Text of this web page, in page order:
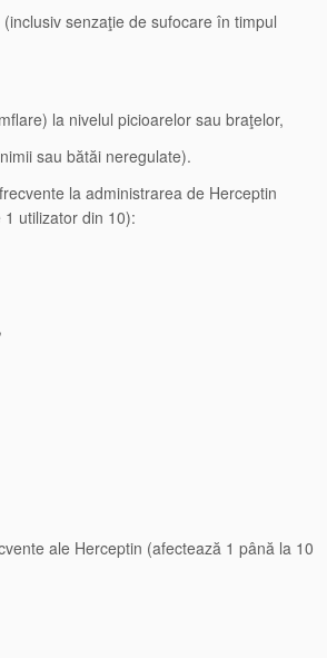
senzaţie de sufocare în timpul
la nivelul picioarelor sau braţelor,
sau bătăi neregulate).
la administrarea de Herceptin
utilizator din 10):
ale Herceptin (afectează 1 până la 10